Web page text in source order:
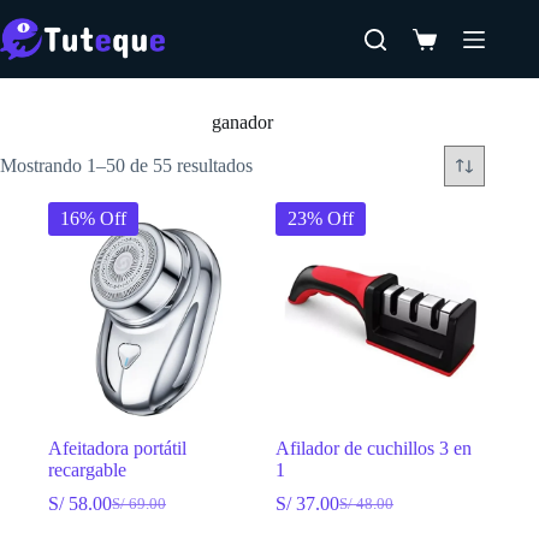
al
contenido
Carro
ganador
Mostrando 1–50 de 55 resultados
16% Off
Afeitadora portátil
recargable
S/69.00
El
S/58.00El
23% Off
Afilador de cuchillos 3 en
1
S/48.00
El
S/37.00El